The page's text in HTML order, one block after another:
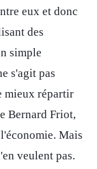
eux et donc
des
simple
s'agit pas
mieux répartir
Bernard Friot,
Mais
veulent pas.